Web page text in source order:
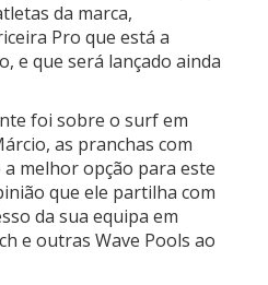
da marca,
Pro que está a
e que será lançado ainda
foi sobre o surf em
as pranchas com
melhor opção para este
que ele partilha com
da sua equipa em
e outras Wave Pools ao